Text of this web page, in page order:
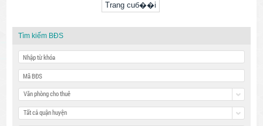
Trang cuб��i
Tìm kiếm BĐS
Văn phòng cho thuê
Tất cả quận huyện